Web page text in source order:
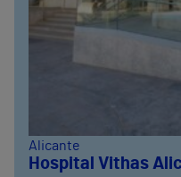
Alicante
Hospital Vithas